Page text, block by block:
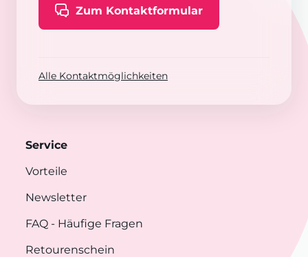
Zum Kontaktformular
Alle Kontaktmöglichkeiten
Service
Vorteile
Newsletter
FAQ - Häufige Fragen
Retourenschein